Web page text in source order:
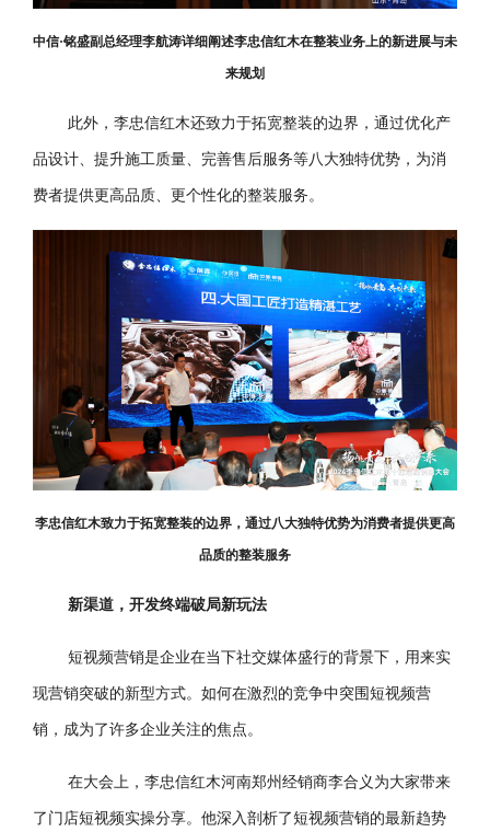
中信·铭盛副总经理李航涛详细阐述李忠信红木在整装业务上的新进展与未
来规划
此外，李忠信红木还致力于拓宽整装的边界，通过优化产
品设计、提升施工质量、完善售后服务等八大独特优势，为消
费者提供更高品质、更个性化的整装服务。
李忠信红木致力于拓宽整装的边界，通过八大独特优势为消费者提供更高
品质的整装服务
新渠道，开发终端破局新玩法
短视频营销是企业在当下社交媒体盛行的背景下，用来实
现营销突破的新型方式。如何在激烈的竞争中突围短视频营
销，成为了许多企业关注的焦点。
在大会上，李忠信红木河南郑州经销商李合义为大家带来
了门店短视频实操分享。他深入剖析了短视频营销的最新趋势